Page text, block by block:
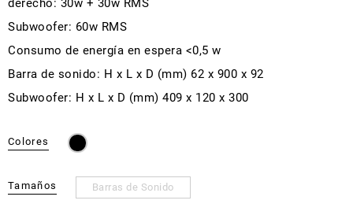
derecho: 30w + 30w RMS
Subwoofer: 60w RMS
Consumo de energía en espera <0,5 w
Barra de sonido: H x L x D (mm) 62 x 900 x 92
Subwoofer: H x L x D (mm) 409 x 120 x 300
Colores
Tamaños Barras de Sonido